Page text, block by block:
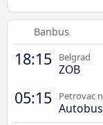
Banbus
18:15 Belgrad
ZOB
05:15 Petrovac